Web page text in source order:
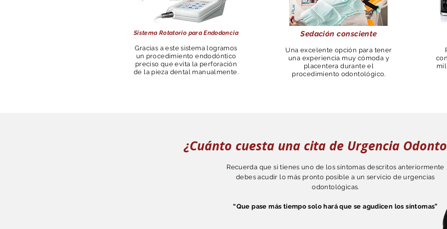
Sistema Rotatorio para Endodoncia
Gracias a este sistema logramos
un procedimiento endodóntico
preciso que evita la perforación
de la pieza dental manualmente.
Sedación consciente
Una excelente opción para tener
una experiencia muy cómoda y
placentera durante el
procedimiento odontológico.
¿Cuánto cuesta una cita de Urgencia
Recuerda que si tienes uno de los síntomas descritos anteriormente
debes acudir lo más pronto posible a un servicio de urgencias
odontológicas.
“Que pase más tiempo solo hará que se agudicen los síntomas”